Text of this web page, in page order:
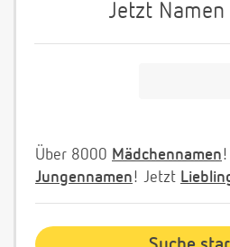
Jetzt Namen
Über 8000 Mädchennamen
Jungennamen! Jetzt